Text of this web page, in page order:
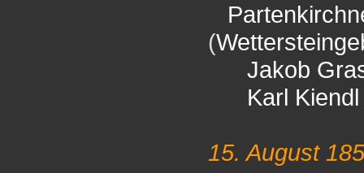
(
Jakob
Karl Kiendl
15. August